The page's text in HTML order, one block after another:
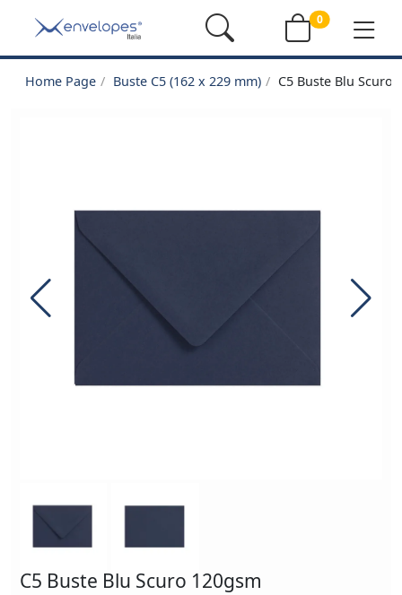
0
Home Page Buste C5 (162 x 229 mm) C5 Buste Blu Scuro
C5 Buste Blu Scuro 120gsm